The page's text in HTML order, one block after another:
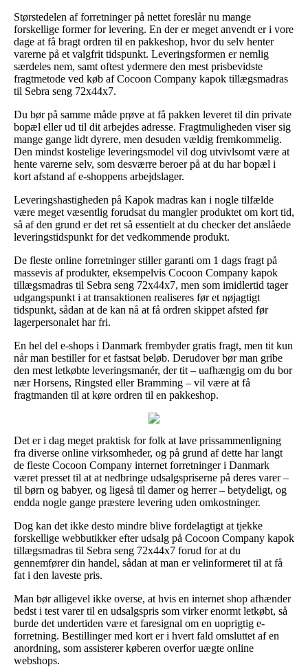
Størstedelen af forretninger på nettet foreslår nu mange
forskellige former for levering. En der er meget anvendt er i vore
dage at få bragt ordren til en pakkeshop, hvor du selv henter
varerne på et valgfrit tidspunkt. Leveringsformen er nemlig
særdeles nem, samt oftest ydermere den mest prisbevidste
fragtmetode ved køb af Cocoon Company kapok tillægsmadras
til Sebra seng 72x44x7.
Du bør på samme måde prøve at få pakken leveret til din private
bopæl eller ud til dit arbejdes adresse. Fragtmuligheden viser sig
mange gange lidt dyrere, men desuden vældig fremkommelig.
Den mindst kostelige leveringsmodel vil dog utvivlsomt være at
hente varerne selv, som desværre beroer på at du har bopæl i
kort afstand af e-shoppens arbejdslager.
Leveringshastigheden på Kapok madras kan i nogle tilfælde
være meget væsentlig forudsat du mangler produktet om kort tid,
så af den grund er det ret så essentielt at du checker det anslåede
leveringstidspunkt for det vedkommende produkt.
De fleste online forretninger stiller garanti om 1 dags fragt på
massevis af produkter, eksempelvis Cocoon Company kapok
tillægsmadras til Sebra seng 72x44x7, men som imidlertid tager
udgangspunkt i at transaktionen realiseres før et nøjagtigt
tidspunkt, sådan at de kan nå at få ordren skippet afsted før
lagerpersonalet har fri.
En hel del e-shops i Danmark frembyder gratis fragt, men tit kun
når man bestiller for et fastsat beløb. Derudover bør man gribe
den mest letkøbte leveringsmanér, der tit – uafhængig om du bor
nær Horsens, Ringsted eller Bramming – vil være at få
fragtmanden til at køre ordren til en pakkeshop.
Det er i dag meget praktisk for folk at lave prissammenligning
fra diverse online virksomheder, og på grund af dette har langt
de fleste Cocoon Company internet forretninger i Danmark
været presset til at at nedbringe udsalgspriserne på deres varer –
til børn og babyer, og ligeså til damer og herrer – betydeligt, og
endda nogle gange præstere levering uden omkostninger.
Dog kan det ikke desto mindre blive fordelagtigt at tjekke
forskellige webbutikker efter udsalg på Cocoon Company kapok
tillægsmadras til Sebra seng 72x44x7 forud for at du
gennemfører din handel, sådan at man er velinformeret til at få
fat i den laveste pris.
Man bør alligevel ikke overse, at hvis en internet shop afhænder
bedst i test varer til en udsalgspris som virker enormt letkøbt, så
burde det undertiden være et faresignal om en uoprigtig e-
forretning. Bestillinger med kort er i hvert fald omsluttet af en
anordning, som assisterer køberen overfor uægte online
webshops.